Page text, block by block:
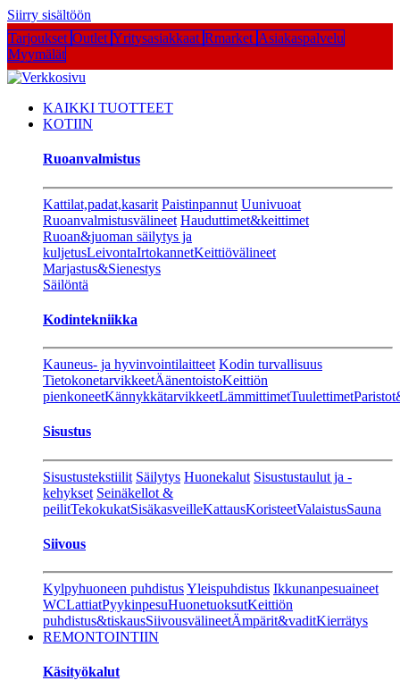
Siirry sisältöön
Tarjoukset Outlet Yritysasiakkaat Rmarket Asiakaspalvelu
Myymälät
KAIKKI TUOTTEET
KOTIIN
Ruoanvalmistus
Kattilat,padat,kasarit Paistinpannut Uunivuoat
Ruoanvalmistusvälineet Hauduttimet&keittimet
Ruoan&juoman säilytys ja
kuljetusLeivontaIrtokannetKeittiövälineet
Marjastus&Sienestys
Säilöntä
Kodintekniikka
Kauneus- ja hyvinvointilaitteet Kodin turvallisuus
TietokonetarvikkeetÄänentoistoKeittiön
pienkoneetKännykkätarvikkeetLämmittimetTuulettimet
Sisustus
Sisustustekstiilit Säilytys Huonekalut Sisustustaulut ja -
kehykset Seinäkellot &
peilitTekokukatSisäkasveilleKattausKoristeetValaistusSauna
Siivous
Kylpyhuoneen puhdistusYleispuhdistus Ikkunanpesuaineet
WCLattiatPyykinpesuHuonetuoksutKeittiön
puhdistus&tiskausSiivousvälineetÄmpärit&vaditKierrätys
REMONTOINTIIN
Käsityökalut